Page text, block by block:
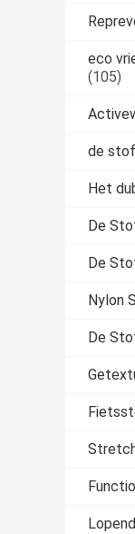
eco
(105)
de
Het
De
De
Nylon
De